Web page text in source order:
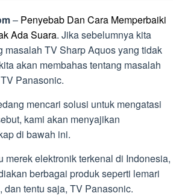
– Penyebab Dan Cara Memperbaiki
Ada Suara. Jika sebelumnya kita
masalah TV Sharp Aquos yang tidak
akan membahas tentang masalah
Panasonic.
mencari solusi untuk mengatasi
kami akan menyajikan
di bawah ini.
merek elektronik terkenal di Indonesia,
berbagai produk seperti lemari
dan tentu saja, TV Panasonic.